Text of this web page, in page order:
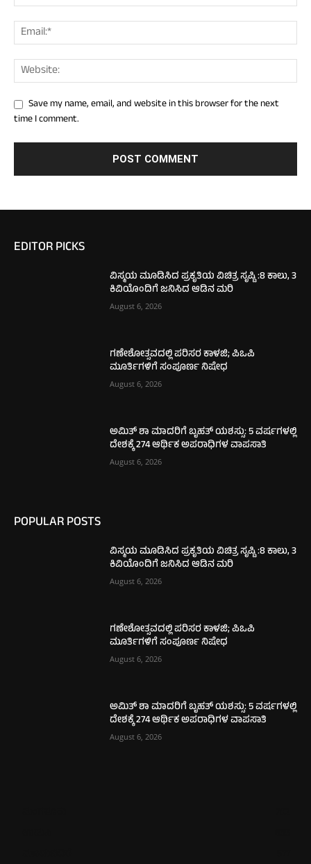
Save my name, email, and website in this browser for the next
time I comment.
EDITOR PICKS
ವಿಸ್ಮಯ ಮೂಡಿಸಿದ ಪ್ರಕೃತಿಯ ವಿಚಿತ್ರ ಸೃಷ್ಟಿ :8 ಕಾಲು, 3
ಕಿವಿಯೊಂದಿಗೆ ಜನಿಸಿದ ಆಡಿನ ಮರಿ
August 6, 2026
ಗಣೇಶೋತ್ಸವದಲ್ಲಿ ಪರಿಸರ ಕಾಳಜಿ; ಪಿಒಪಿ
ಮೂರ್ತಿಗಳಿಗೆ ಸಂಪೂರ್ಣ ನಿಷೇಧ
August 6, 2026
ಅಮಿತ್ ಶಾ ಮಾದರಿಗೆ ಬೃಹತ್ ಯಶಸ್ಸು: 5 ವರ್ಷಗಳಲ್ಲಿ
ದೇಶಕ್ಕೆ 274 ಆರ್ಥಿಕ ಅಪರಾಧಿಗಳ ವಾಪಸಾತಿ
August 6, 2026
POPULAR POSTS
ವಿಸ್ಮಯ ಮೂಡಿಸಿದ ಪ್ರಕೃತಿಯ ವಿಚಿತ್ರ ಸೃಷ್ಟಿ :8 ಕಾಲು, 3
ಕಿವಿಯೊಂದಿಗೆ ಜನಿಸಿದ ಆಡಿನ ಮರಿ
August 6, 2026
ಗಣೇಶೋತ್ಸವದಲ್ಲಿ ಪರಿಸರ ಕಾಳಜಿ; ಪಿಒಪಿ
ಮೂರ್ತಿಗಳಿಗೆ ಸಂಪೂರ್ಣ ನಿಷೇಧ
August 6, 2026
ಅಮಿತ್ ಶಾ ಮಾದರಿಗೆ ಬೃಹತ್ ಯಶಸ್ಸು: 5 ವರ್ಷಗಳಲ್ಲಿ
ದೇಶಕ್ಕೆ 274 ಆರ್ಥಿಕ ಅಪರಾಧಿಗಳ ವಾಪಸಾತಿ
August 6, 2026